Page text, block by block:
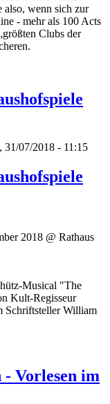
wenn sich zur
- mehr als 100 Acts
Clubs der
31/07/2018 - 11:15
2018 @ Rathaus
Musical "The
Kult-Regisseur
Schriftsteller William
Vorlesen im